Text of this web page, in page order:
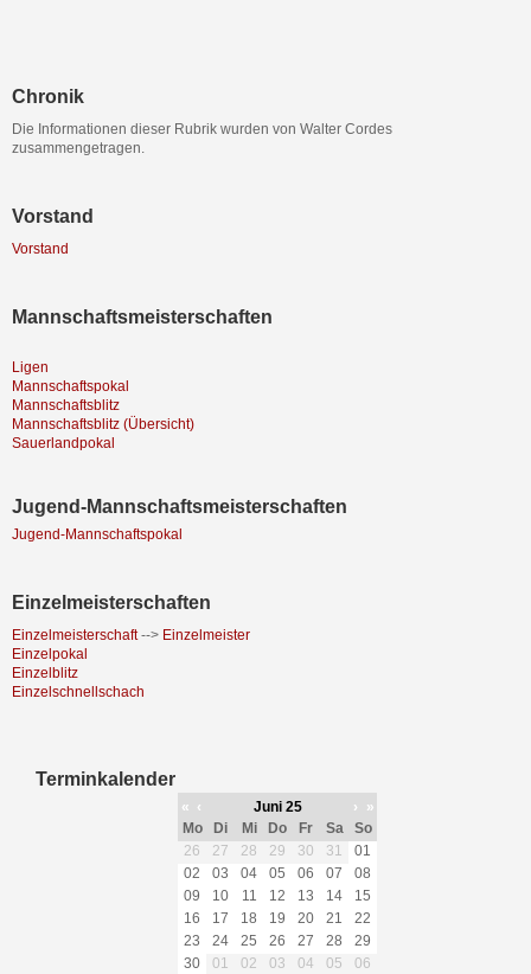
Chronik
Die Informationen dieser Rubrik wurden von Walter Cordes
zusammengetragen.
Vorstand
Vorstand
Mannschaftsmeisterschaften
Ligen
Mannschaftspokal
Mannschaftsblitz
Mannschaftsblitz (Übersicht)
Sauerlandpokal
Jugend-Mannschaftsmeisterschaften
Jugend-Mannschaftspokal
Einzelmeisterschaften
Einzelmeisterschaft--> Einzelmeister
Einzelpokal
Einzelblitz
Einzelschnellschach
Terminkalender
« ‹ Juni 25 ›
»
Mo
Di Mi Do Fr Sa
So
26
27 28 29 30 31
01
02
03 04 05 06 07
08
09
10 11 12 13 14
15
16
17 18 19 20 21
22
23
24 25 26 27 28
29
30
01 02 03 04 05 06